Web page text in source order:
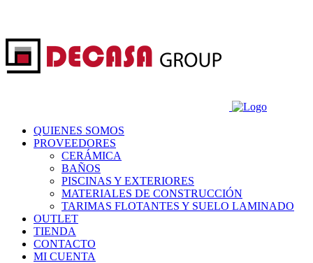
QUIENES SOMOS
PROVEEDORES
CERÁMICA
BAÑOS
PISCINAS Y EXTERIORES
MATERIALES DE CONSTRUCCIÓN
TARIMAS FLOTANTES Y SUELO LAMINADO
OUTLET
TIENDA
CONTACTO
MI CUENTA